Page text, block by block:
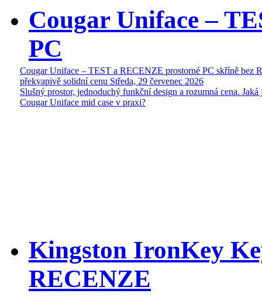
Cougar Uniface –
PC
Cougar Uniface – TEST a RECENZE prostorné PC skříně bez
překvapivě solidní cenu Středa, 29 červenec 2026
Slušný prostor, jednoduchý funkční design a rozumná cena. Jaká
Cougar Uniface mid case v praxi?
Kingston IronKey
RECENZE